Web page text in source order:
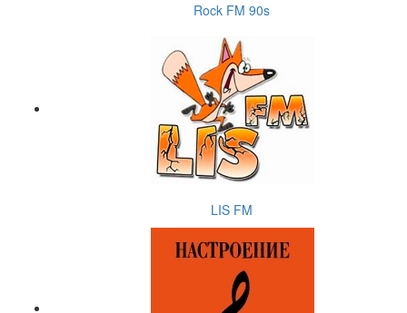
Rock FM 90s
LIS FM